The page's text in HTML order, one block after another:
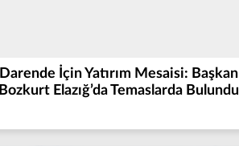
Darende İçin Yatırım Mesaisi: Başkan
Bozkurt Elazığ’da Temaslarda Bulundu